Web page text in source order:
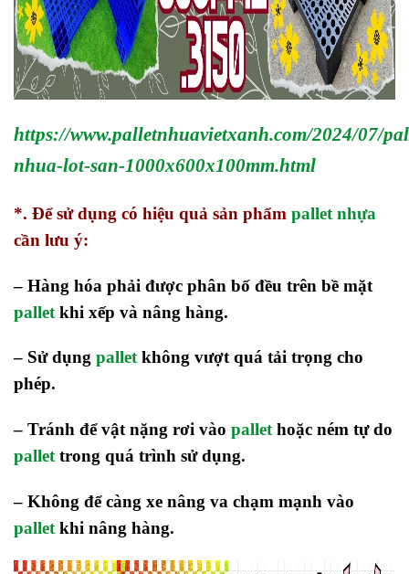
https://www.palletnhuavietxanh.com/2024/07/
nhua-lot-san-1000x600x100mm.html
*. Để sử dụng có hiệu quả sản phẩm pallet nhựa
cần lưu ý:
– Hàng hóa phải được phân bố đều trên bề mặt
pallet khi xếp và nâng hàng.
– Sử dụng pallet không vượt quá tải trọng cho
phép.
– Tránh để vật nặng rơi vào pallet hoặc ném tự do
pallet trong quá trình sử dụng.
– Không để càng xe nâng va chạm mạnh vào
pallet khi nâng hàng.